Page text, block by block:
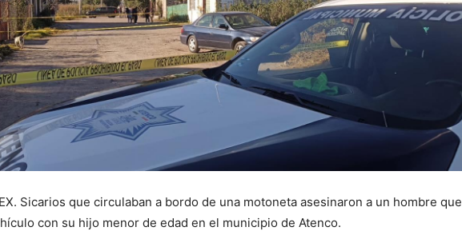
Sicarios que circulaban a bordo de una motoneta asesinaron a un hombre que
con su hijo menor de edad en el municipio de Atenco.